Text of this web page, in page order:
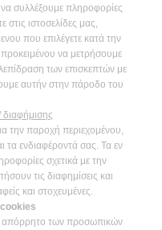
να συλλέξουμε πληροφορίες
στις ιστοσελίδες μας,
που επιλέγετε κατά την
να μετρήσουμε
των επισκεπτών με
αυτήν στην πάροδο του
την παροχή περιεχομένου,
τα ενδιαφέροντά σας. Τα εν
σχετικά με την
τις διαφημίσεις και
και στοχευμένες.
cookies
απόρρητο των προσωπικών